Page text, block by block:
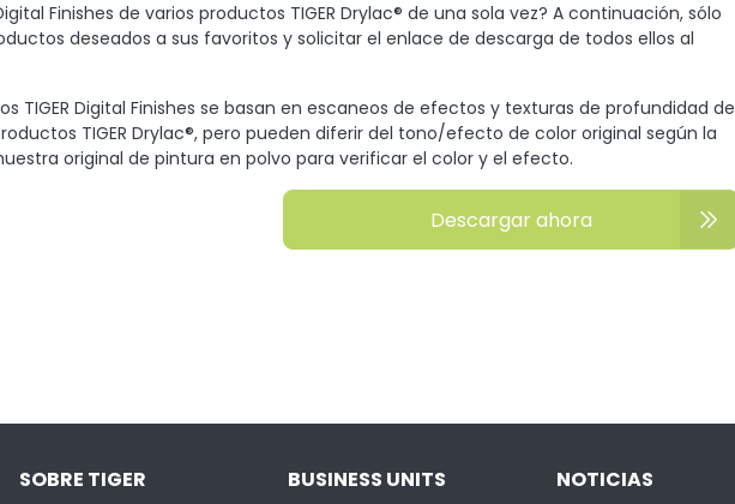
Finishes de varios productos TIGER Drylac® de una sola vez? A continuación, sólo
deseados a sus favoritos y solicitar el enlace de descarga de todos ellos al
TIGER Digital Finishes se basan en escaneos de efectos y texturas de profundidad de
TIGER Drylac®, pero pueden diferir del tono/efecto de color original según la
original de pintura en polvo para verificar el color y el efecto.
Descargar ahora
SOBRE TIGER BUSINESS UNITS NOTICIAS